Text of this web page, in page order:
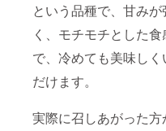
という品種で、甘みが
く、モチモチとした食
で、冷めても美味しく
だけます。
実際に召しあがった方